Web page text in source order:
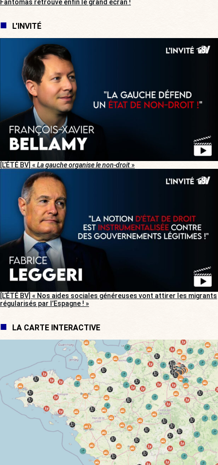
Fantômas retrouve enfin le grand écran !
L'INVITÉ
[L’ÉTÉ BV] « La gauche organise le non-droit»
[L’ÉTÉ BV] « Nos aides sociales généreuses vont attirer les migrants
régularisés par l’Espagne ! »
LA CARTE INTERACTIVE